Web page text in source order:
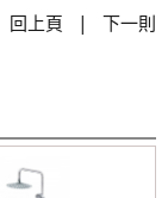
回上頁 | 下一則